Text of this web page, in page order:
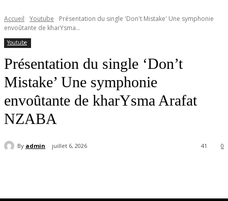
Accueil Youtube
Présentation du single 'Don't Mistake' Une symphonie
envoûtante de kharYsma...
Youtube
Présentation du single ‘Don’t
Mistake’ Une symphonie
envoûtante de kharYsma Arafat
NZABA
By admin juillet 6, 2026 0
41